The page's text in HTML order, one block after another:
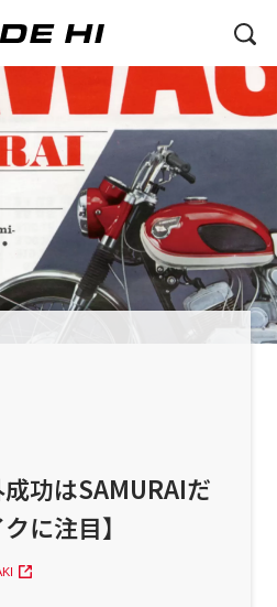
功はSAMURAIだ
に注目】